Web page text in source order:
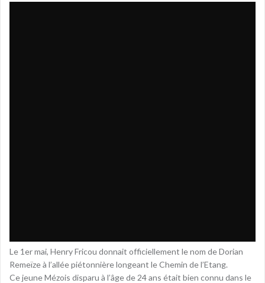
Le 1er mai, Henry Fricou donnait officiellement le nom de Dorian
Remeïze à l’allée piétonnière longeant le Chemin de l’Etang.
Ce jeune Mézois disparu à l’âge de 24 ans était bien connu dans le